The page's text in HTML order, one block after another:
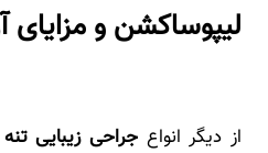
لیپوساکشن و مزایای
از دیگر انواعجراحی زیبایی